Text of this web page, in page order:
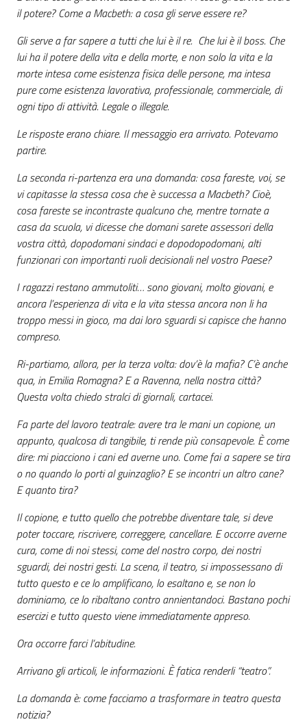
il potere? Come a Macbeth: a cosa gli serve essere re?
Gli serve a far sapere a tutti che lui è il re. Che lui è il boss. Che
lui ha il potere della vita e della morte, e non solo la vita e la
morte intesa come esistenza fisica delle persone, ma intesa
pure come esistenza lavorativa, professionale, commerciale, di
ogni tipo di attività. Legale o illegale.
Le risposte erano chiare. Il messaggio era arrivato. Potevamo
partire.
La seconda ri-partenza era una domanda: cosa fareste, voi, se
vi capitasse la stessa cosa che è successa a Macbeth? Cioè,
cosa fareste se incontraste qualcuno che, mentre tornate a
casa da scuola, vi dicesse che domani sarete assessori della
vostra città, dopodomani sindaci e dopodopodomani, alti
funzionari con importanti ruoli decisionali nel vostro Paese?
I ragazzi restano ammutoliti… sono giovani, molto giovani, e
ancora l’esperienza di vita e la vita stessa ancora non li ha
troppo messi in gioco, ma dai loro sguardi si capisce che hanno
compreso.
Ri-partiamo, allora, per la terza volta: dov’è la mafia? C’è anche
qua, in Emilia Romagna? E a Ravenna, nella nostra città?
Questa volta chiedo stralci di giornali, cartacei.
Fa parte del lavoro teatrale: avere tra le mani un copione, un
appunto, qualcosa di tangibile, ti rende più consapevole. È come
dire: mi piacciono i cani ed averne uno. Come fai a sapere se tira
o no quando lo porti al guinzaglio? E se incontri un altro cane?
E quanto tira?
Il copione, e tutto quello che potrebbe diventare tale, si deve
poter toccare, riscrivere, correggere, cancellare. E occorre averne
cura, come di noi stessi, come del nostro corpo, dei nostri
sguardi, dei nostri gesti. La scena, il teatro, si impossessano di
tutto questo e ce lo amplificano, lo esaltano e, se non lo
dominiamo, ce lo ribaltano contro annientandoci. Bastano pochi
esercizi e tutto questo viene immediatamente appreso.
Ora occorre farci l’abitudine.
Arrivano gli articoli, le informazioni. È fatica renderli “teatro”.
La domanda è: come facciamo a trasformare in teatro questa
notizia?